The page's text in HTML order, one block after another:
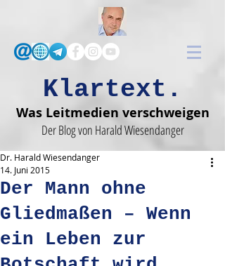
Klartext.
Was Leitmedien verschweigen
Der Blog von Harald Wiesendanger
Der Mann ohne
Gliedmaßen – Wenn
ein Leben zur
Dr. Harald Wiesendanger
14. Juni 2015